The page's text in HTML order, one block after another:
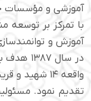
آموزشی و مؤسسات
با تمرکز بر توسعه
آموزش و
در سال
تقدیم نمود.